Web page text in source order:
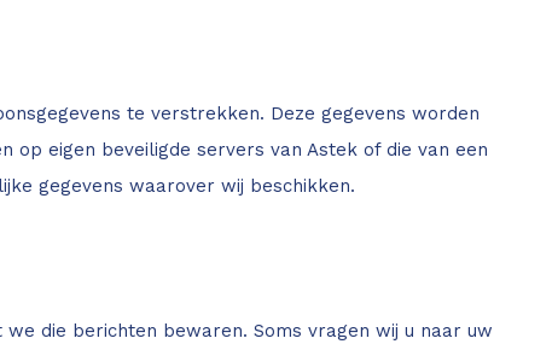
te verstrekken. Deze gegevens worden
op eigen beveiligde servers van Astek of die van een
gegevens waarover wij beschikken.
die berichten bewaren. Soms vragen wij u naar uw